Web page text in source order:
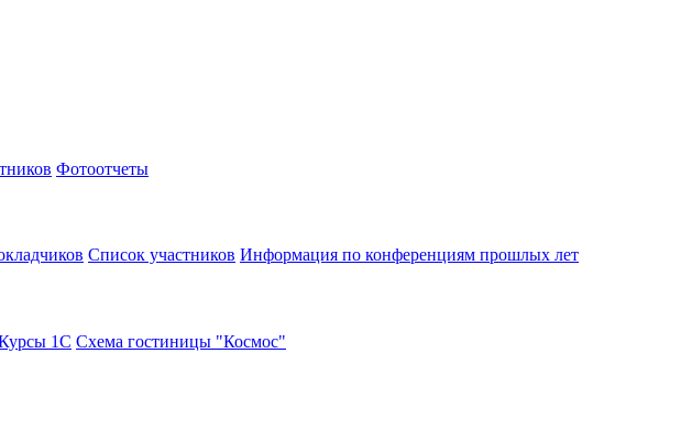
Фотоотчеты
Список участников Информация по конференциям прошлых лет
1С Схема гостиницы "Космос"